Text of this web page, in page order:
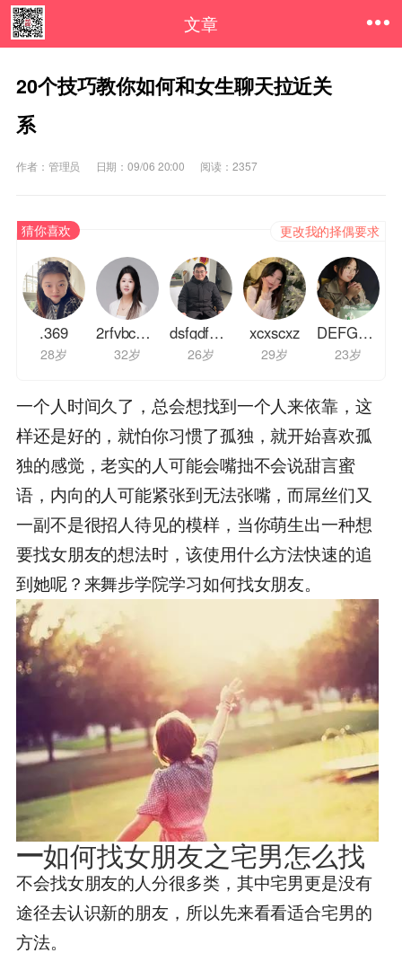
文章
20个技巧教你如何和女生聊天拉近关
系
作者：管理员 日期：09/06 20:00 阅读：2357
猜你喜欢 更改我的择偶要求
.369
28岁
2rfvbc3232
32岁
dsfgdf456
26岁
xcxscxz
29岁
DEFGFDASD
23岁
一个人时间久了，总会想找到一个人来依靠，这
样还是好的，就怕你习惯了孤独，就开始喜欢孤
独的感觉，老实的人可能会嘴拙不会说甜言蜜
语，内向的人可能紧张到无法张嘴，而屌丝们又
一副不是很招人待见的模样，当你萌生出一种想
要找女朋友的想法时，该使用什么方法快速的追
到她呢？来舞步学院学习如何找女朋友。
一如何找女朋友之宅男怎么找
不会找女朋友的人分很多类，其中宅男更是没有
途径去认识新的朋友，所以先来看看适合宅男的
方法。